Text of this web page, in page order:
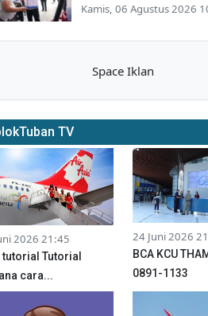
Kamis, 06 Agustus 2026
Space Iklan
TV
2026 21:45
tutorial Tutorial
cara...
24 Juni 2026
BCA KCU
0891-1133